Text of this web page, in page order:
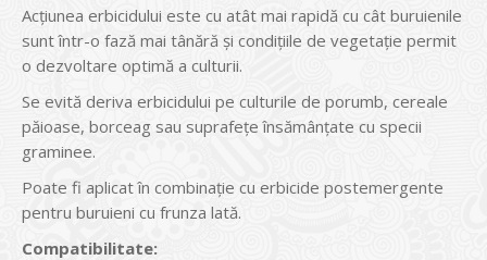
Acțiunea erbicidului este cu atât mai rapidă cu cât buruienile
sunt într-o fază mai tânără și condițiile de vegetație permit
o dezvoltare optimă a culturii.
Se evită deriva erbicidului pe culturile de porumb, cereale
păioase, borceag sau suprafețe însămânțate cu specii
graminee.
Poate fi aplicat în combinație cu erbicide postemergente
pentru buruieni cu frunza lată.
Compatibilitate: